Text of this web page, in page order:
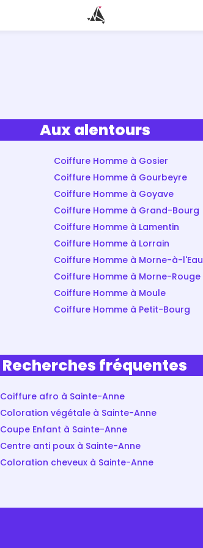
Aux alentours
Coiffure Homme à Gosier
Coiffure Homme à Gourbeyre
Coiffure Homme à Goyave
Coiffure Homme à Grand-Bourg
Coiffure Homme à Lamentin
Coiffure Homme à Lorrain
Coiffure Homme à Morne-à-l'Eau
Coiffure Homme à Morne-Rouge
Coiffure Homme à Moule
Coiffure Homme à Petit-Bourg
Recherches fréquentes
Coiffure afro à Sainte-Anne
Coloration végétale à Sainte-Anne
Coupe Enfant à Sainte-Anne
Centre anti poux à Sainte-Anne
Coloration cheveux à Sainte-Anne